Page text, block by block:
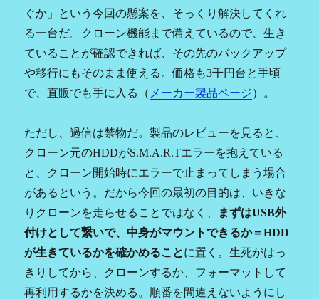
ぐか」という今回の懸案を、そっくり解決してくれ
る一台だ。クローン機能まで備えているので、生き
ていることが確認できれば、その先のバックアップ
や移行にもそのまま使える。価格も3千円台と手頃
で、直販でも手に入る（ メーカー製品ページ）。
ただし、過信は禁物だ。製品のレビューを見ると、
クローン元のHDDがS.M.A.R.Tエラーを抱えている
と、クローン開始時にエラーで止まってしまう場合
があるという。だから今回の最初の目的は、いきな
りクローンを走らせることではなく、
まずはUSB外
付けとして繋いで、中身がマウントできるか＝HDD
が生きているかを確かめることに置く。生死がはっ
きりしてから、クローンするか、フォーマットして
再利用するかを決める。順番を間違えないようにし